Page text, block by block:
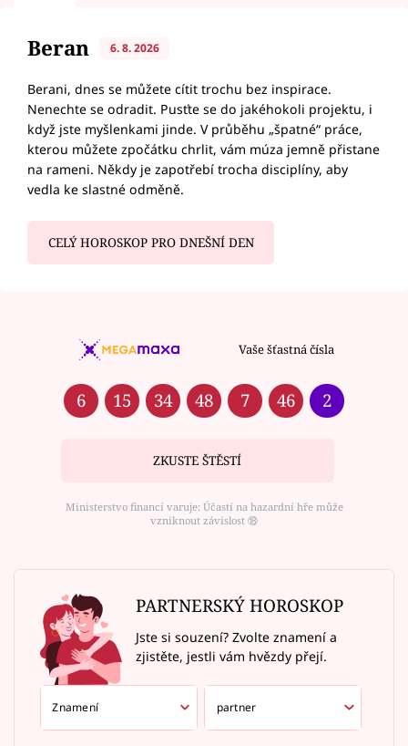
Beran 6. 8. 2026
Berani, dnes se můžete cítit trochu bez inspirace.
Nenechte se odradit. Pusťte se do jakéhokoli projektu, i
když jste myšlenkami jinde. V průběhu „špatné“ práce,
kterou můžete zpočátku chrlit, vám múza jemně přistane
na rameni. Někdy je zapotřebí trocha disciplíny, aby
vedla ke slastné odměně.
CELÝ HOROSKOP PRO DNEŠNÍ DEN
Vaše šťastná čísla
6 15 34 48 7 46 2
ZKUSTE ŠTĚSTÍ
Ministerstvo financí varuje: Účastí na hazardní hře může
vzniknout závislost ⑱
PARTNERSKÝ HOROSKOP
Jste si souzení? Zvolte znamení a
zjistěte, jestli vám hvězdy přejí.